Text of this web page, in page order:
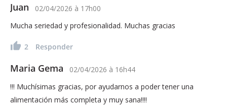
Juan 02/04/2026 à 17h00
Mucha seriedad y profesionalidad. Muchas gracias
2 Responder
Maria Gema 02/04/2026 à 16h44
!!! Muchísimas gracias, por ayudarnos a poder tener una
alimentación más completa y muy sana!!!!